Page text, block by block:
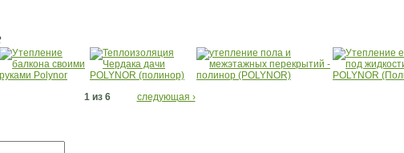
1 из 6 следующая ›